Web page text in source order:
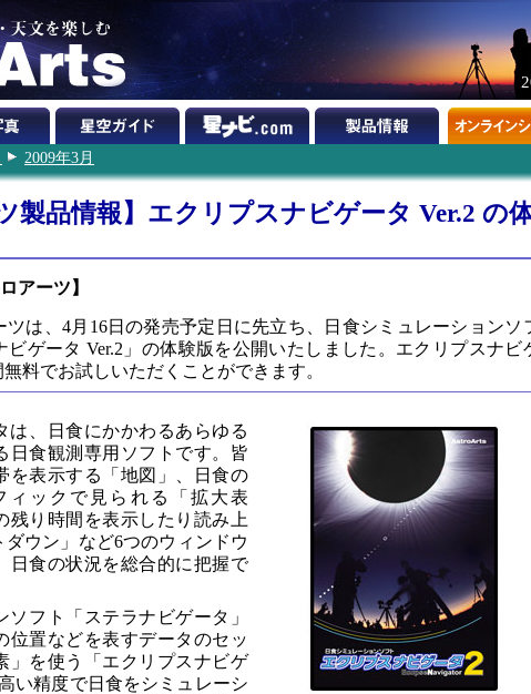
2009年3月
製品情報】エクリプスナビゲータ Ver.2 の
アーツ】
は、4月16日の発売予定日に先立ち、日食シミュレーションソ
ゲータ Ver.2」の体験版を公開いたしました。エクリプスナビ
料でお試しいただくことができます。
は、日食にかかわるあらゆる
日食観測専用ソフトです。皆
を表示する「地図」、日食の
ィックで見られる「拡大表
残り時間を表示したり読み上
ウン」など6つのウィンドウ
日食の状況を総合的に把握で
フト「ステラナビゲータ」
位置などを表すデータのセッ
」を使う「エクリプスナビゲ
い精度で日食をシミュレーシ